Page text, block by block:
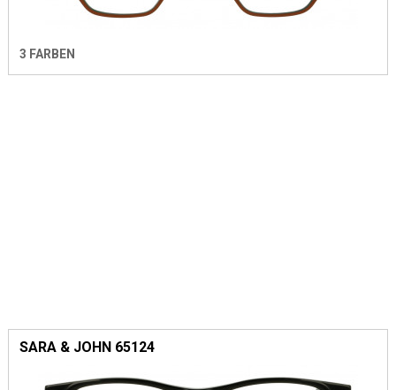
3 FARBEN
SARA & JOHN 65124